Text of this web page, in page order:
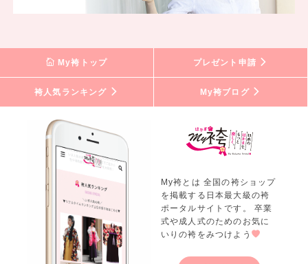
My袴トップ プレゼント申請
袴人気ランキング My袴ブログ
My袴とは 全国の袴ショップ
を掲載する日本最大級の袴
ポータルサイトです。 卒業
式や成人式のためのお気に
いりの袴をみつけよう